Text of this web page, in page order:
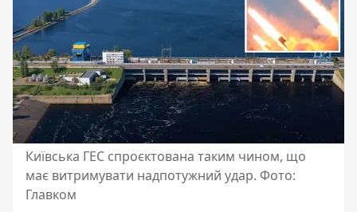
Київська ГЕС спроєктована таким чином, що
має витримувати надпотужний удар. Фото:
Главком